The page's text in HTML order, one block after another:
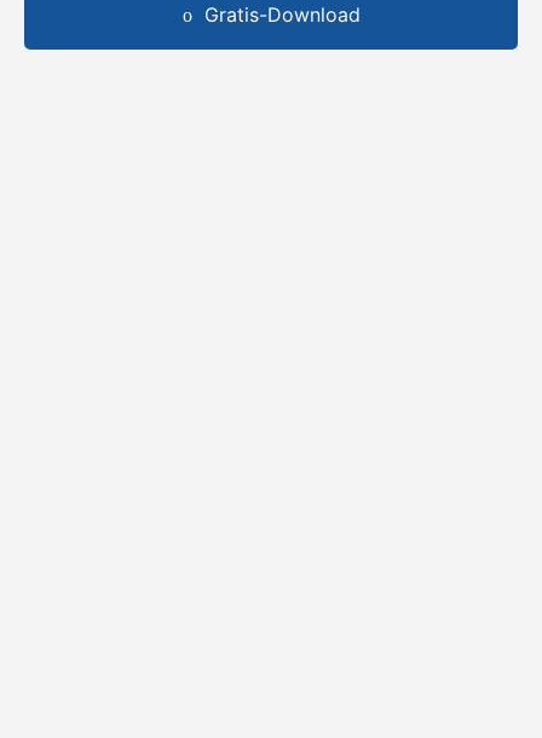
Gratis-Download